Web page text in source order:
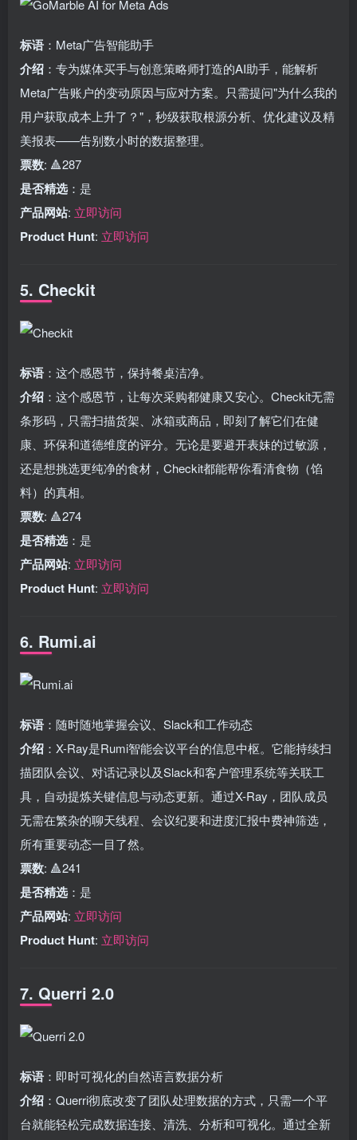
标语 ：Meta广告智能助手
介绍 ：专为媒体买手与创意策略师打造的AI助手，能解析
Meta广告账户的变动原因与应对方案。只需提问"为什么我的
用户获取成本上升了？"，秒级获取根源分析、优化建议及精
美报表——告别数小时的数据整理。
票数: 🔺287
是否精选 ：是
产品网站: 立即访问
Product Hunt: 立即访问
5. Checkit
标语 ：这个感恩节，保持餐桌洁净。
介绍 ：这个感恩节，让每次采购都健康又安心。Checkit无需
条形码，只需扫描货架、冰箱或商品，即刻了解它们在健
康、环保和道德维度的评分。无论是要避开表妹的过敏源，
还是想挑选更纯净的食材，Checkit都能帮你看清食物（馅
料）的真相。
票数: 🔺274
是否精选 ：是
产品网站: 立即访问
Product Hunt: 立即访问
6. Rumi.ai
标语 ：随时随地掌握会议、Slack和工作动态
介绍 ：X-Ray是Rumi智能会议平台的信息中枢。它能持续扫
描团队会议、对话记录以及Slack和客户管理系统等关联工
具，自动提炼关键信息与动态更新。通过X-Ray，团队成员
无需在繁杂的聊天线程、会议纪要和进度汇报中费神筛选，
所有重要动态一目了然。
票数: 🔺241
是否精选 ：是
产品网站: 立即访问
Product Hunt: 立即访问
7. Querri 2.0
标语 ：即时可视化的自然语言数据分析
介绍 ：Querri彻底改变了团队处理数据的方式，只需一个平
台就能轻松完成数据连接、清洗、分析和可视化。通过全新